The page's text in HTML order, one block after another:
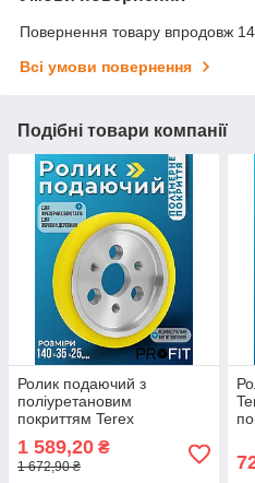
Повернення товару впродовж
Всі умови повернення
Подібні товари компанії
Ролик подаючий з
поліуретановим
покриттям Terex
1 589,20 ₴
1 672,90 ₴